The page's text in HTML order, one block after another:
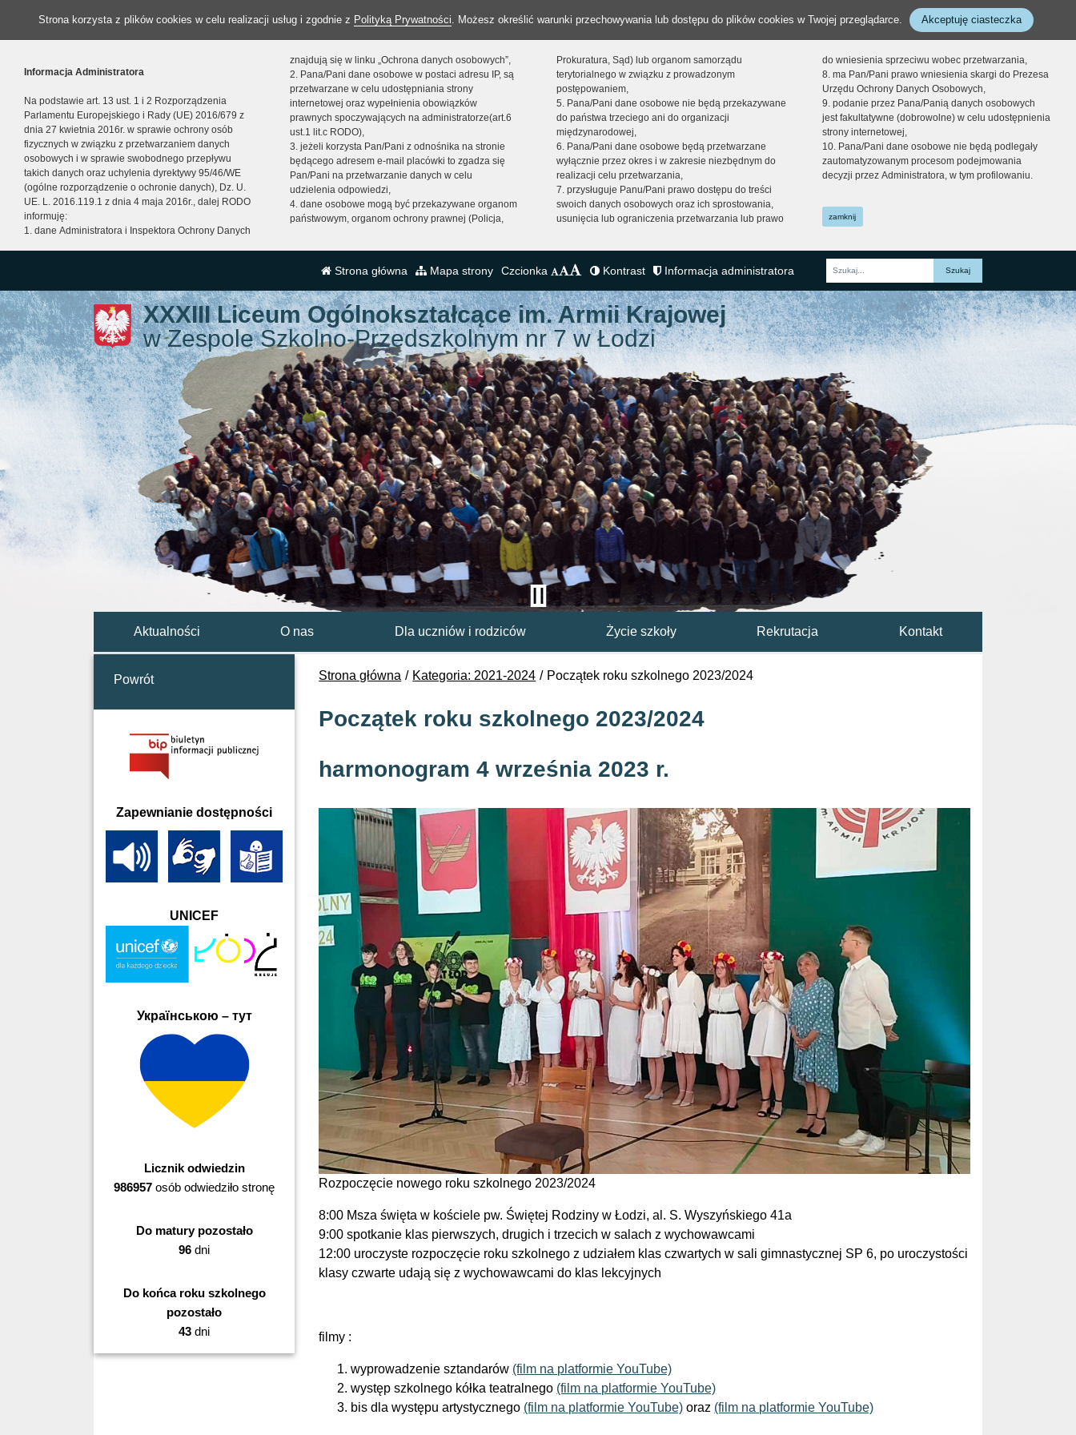
Strona korzysta z plików cookies w celu realizacji usług i zgodnie z Polityką Prywatności. Możesz określić warunki przechowywania lub dostępu do plików cookies w Twojej przeglądarce. Akceptuję ciasteczka
Informacja Administratora
Na podstawie art. 13 ust. 1 i 2 Rozporządzenia
Parlamentu Europejskiego i Rady (UE) 2016/679 z
dnia 27 kwietnia 2016r. w sprawie ochrony osób
fizycznych w związku z przetwarzaniem danych
osobowych i w sprawie swobodnego przepływu
takich danych oraz uchylenia dyrektywy 95/46/WE
(ogólne rozporządzenie o ochronie danych), Dz. U.
UE. L. 2016.119.1 z dnia 4 maja 2016r., dalej RODO
informuję:
1. dane Administratora i Inspektora Ochrony Danych
znajdują się w linku „Ochrona danych osobowych”,
2. Pana/Pani dane osobowe w postaci adresu IP, są
przetwarzane w celu udostępniania strony
internetowej oraz wypełnienia obowiązków
prawnych spoczywających na administratorze(art.6
ust.1 lit.c RODO),
3. jeżeli korzysta Pan/Pani z odnośnika na stronie
będącego adresem e-mail placówki to zgadza się
Pan/Pani na przetwarzanie danych w celu
udzielenia odpowiedzi,
4. dane osobowe mogą być przekazywane organom
państwowym, organom ochrony prawnej (Policja,
Prokuratura, Sąd) lub organom samorządu
terytorialnego w związku z prowadzonym
postępowaniem,
5. Pana/Pani dane osobowe nie będą przekazywane
do państwa trzeciego ani do organizacji
międzynarodowej,
6. Pana/Pani dane osobowe będą przetwarzane
wyłącznie przez okres i w zakresie niezbędnym do
realizacji celu przetwarzania,
7. przysługuje Panu/Pani prawo dostępu do treści
swoich danych osobowych oraz ich sprostowania,
usunięcia lub ograniczenia przetwarzania lub prawo
do wniesienia sprzeciwu wobec przetwarzania,
8. ma Pan/Pani prawo wniesienia skargi do Prezesa
Urzędu Ochrony Danych Osobowych,
9. podanie przez Pana/Panią danych osobowych
jest fakultatywne (dobrowolne) w celu udostępnienia
strony internetowej,
10. Pana/Pani dane osobowe nie będą podlegały
zautomatyzowanym procesom podejmowania
decyzji przez Administratora, w tym profilowaniu.
zamknij
Strona główna Mapa strony Czcionka Kontrast Informacja administratora
Fraza
XXXIII Liceum Ogólnokształcąceim. Armii Krajowej
w Zespole Szkolno-Przedszkolnym nr 7 w Łodzi
Aktualności O nas Dla uczniów i rodziców Życie szkoły Rekrutacja Kontakt
Strona główna Kategoria: 2021-2024 Początek roku szkolnego 2023/2024
Początek roku szkolnego 2023/2024
harmonogram 4 września 2023 r.
Rozpoczęcie nowego roku szkolnego 2023/2024
8:00 Msza święta w kościele pw. Świętej Rodziny w Łodzi, al. S. Wyszyńskiego 41a
9:00 spotkanie klas pierwszych, drugich i trzecich w salach z wychowawcami
12:00 uroczyste rozpoczęcie roku szkolnego z udziałem klas czwartych w sali gimnastycznej SP 6, po uroczystości
klasy czwarte udają się z wychowawcami do klas lekcyjnych
filmy :
wyprowadzenie sztandarów (film na platformie YouTube)
występ szkolnego kółka teatralnego (film na platformie YouTube)
bis dla występu artystycznego (film na platformie YouTube) oraz (film na platformie YouTube)
Powrót
Zapewnianie dostępności
UNICEF
Українською – тут
Licznik odwiedzin
986957 osób odwiedziło stronę
Do matury pozostało
96 dni
Do końca roku szkolnego
pozostało
43 dni